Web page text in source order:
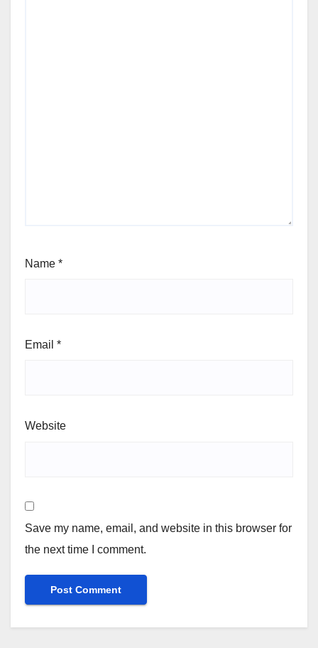
Name *
Email *
Website
Save my name, email, and website in this browser for
the next time I comment.